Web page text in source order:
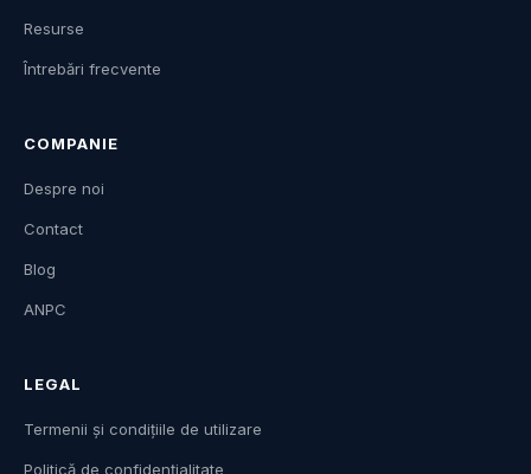
Resurse
Întrebări frecvente
COMPANIE
Despre noi
Contact
Blog
ANPC
LEGAL
Termenii și condițiile de utilizare
Politică de confidențialitate